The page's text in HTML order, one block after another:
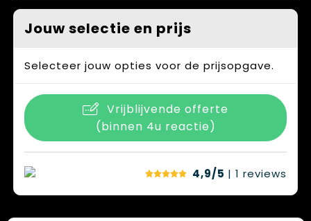
Jouw selectie en prijs
Selecteer jouw opties voor de prijsopgave.
Vrijblijvende offerte
(binnen 4u reactie)
4,9/5 | 1 reviews